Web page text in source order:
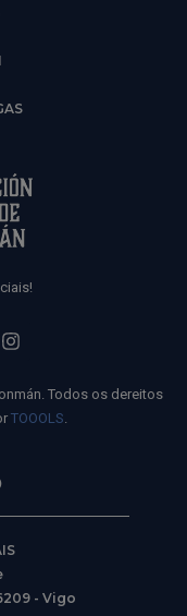
Todos os dereitos
TOOOLS
- Vigo